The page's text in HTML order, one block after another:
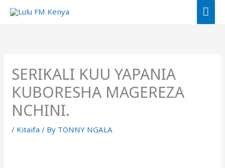
Skip
SERIKALI KUU YAPANIA
KUBORESHA MAGEREZA
NCHINI.
/ Kitaifa / By TONNY NGALA